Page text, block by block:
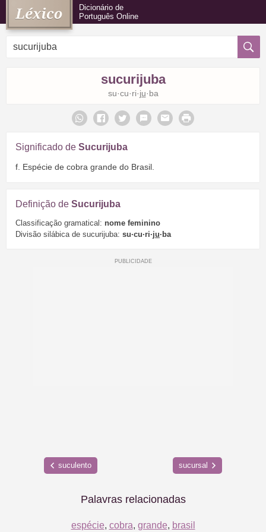
Dicionário de
Português Online
sucurijuba
su·cu·ri·ju·ba
Significado de Sucurijuba
f. Espécie de cobra grande do Brasil.
Definição de Sucurijuba
Classificação gramatical: nome feminino
Divisão silábica de sucurijuba: su·cu·ri·ju·ba
suculento sucursal
Palavras relacionadas
espécie, cobra, grande, brasil